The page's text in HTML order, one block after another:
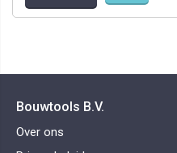
Bouwtools B.V.
Over ons